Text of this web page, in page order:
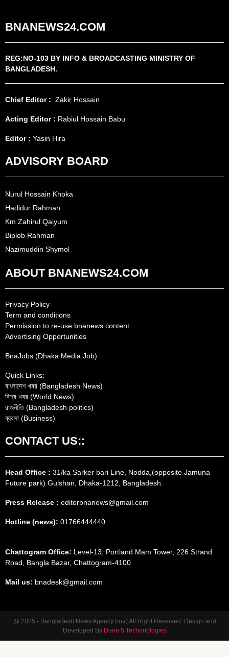
BNANEWS24.COM
REG:NO-103 BY INFO & BROADCASTING MINISTRY OF
BANGLADESH.
Chief Editor : Zakir Hossain
Acting Editor : Rabiul Hossain Babu
Editor : Yasin Hira
ADVISORY BOARD
Nurul Hossain Khoka
Hadidur Rahman
Km Zahirul Qaiyum
Biplob Rahman
Nazimuddin Shymol
ABOUT BNANEWS24.COM
Privacy Policy
Term and conditions
Permission to re-use bnanews content
Advertising Opportunities
BnaJobs (Dhaka Media Job)
Quick Links:
বাংলাদেশ খবর (Bangladesh News)
বিশ্ব খবর (World News)
রাজনীতি (Bangladesh politics)
ব্যবসা (Business)
CONTACT US::
Head Office : 31/ka Sarker bari Line, Nodda,(opposite Jamuna
Future park) Gulshan, Dhaka-1212, Bangladesh.
Press Release : editorbnanews@gmail.com
Hotline (news): 01766444440
Chattogram Office: Level-13, Portland Mam Tower, 226 Strand
Road, Bangla Bazar, Chattogram-4100
Mail us: bnadesk@gmail.com
@ 2025 - Bangladesh News Agency bna) All Right Reserved. Design and
Developed By Done 5 Techonologies